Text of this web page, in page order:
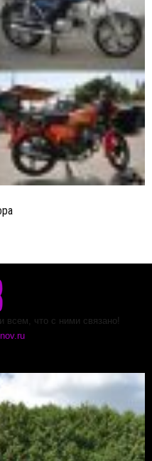
что с ними связано!